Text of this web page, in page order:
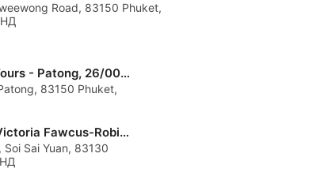
Road, 83150 Phuket,
Phuket Dive Tours - Patong, 26/00798/CCQ.
ScubaNicks, Victoria Fawcus-Robinson
Sai Yuan, 83130